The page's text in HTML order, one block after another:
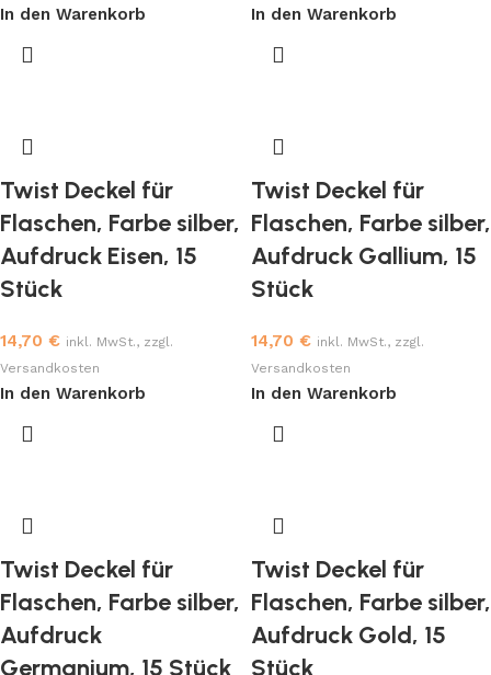
In den Warenkorb In den Warenkorb
Twist Deckel für
Flaschen, Farbe silber,
Aufdruck Eisen, 15
Stück
14,70 € inkl. MwSt., zzgl.
Versandkosten
In den Warenkorb
Twist Deckel für
Flaschen, Farbe silber,
Aufdruck Gallium, 15
Stück
14,70 € inkl. MwSt., zzgl.
Versandkosten
In den Warenkorb
Twist Deckel für
Flaschen, Farbe silber,
Aufdruck
Germanium, 15 Stück
Twist Deckel für
Flaschen, Farbe silber,
Aufdruck Gold, 15
Stück